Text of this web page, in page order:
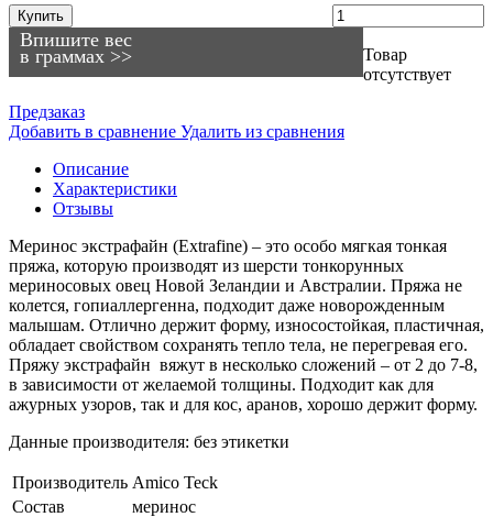
Впишите вес
в граммах >>
Купить
Товар
отсутствует
Предзаказ
Добавить в сравнение Удалить из сравнения
Описание
Характеристики
Отзывы
Меринос экстрафайн (Extrafine) – это особо мягкая тонкая
пряжа, которую производят из шерсти тонкорунных
мериносовых овец Новой Зеландии и Австралии. Пряжа не
колется, гопиаллергенна, подходит даже новорожденным
малышам. Отлично держит форму, износостойкая, пластичная,
обладает свойством сохранять тепло тела, не перегревая его.
Пряжу экстрафайн вяжут в несколько сложений – от 2 до 7-8,
в зависимости от желаемой толщины. Подходит как для
ажурных узоров, так и для кос, аранов, хорошо держит форму.
Данные производителя: без этикетки
Производитель Amico Teck
Состав
меринос